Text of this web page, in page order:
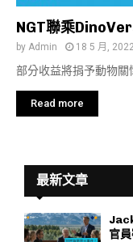
NGT聯乘
by Admin 18 5 月,
部分收益將捐予動物關
Read more
最新文章
官